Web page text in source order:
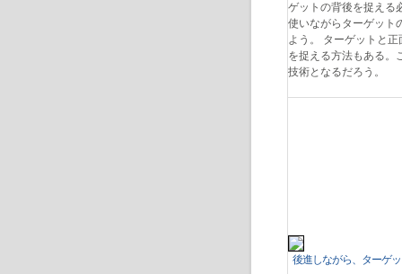
ゲットの背後を捉える
使いながらターゲット
よう。 ターゲットと
を捉える方法もある。
技術となるだろう。
後進しながら、ターゲ